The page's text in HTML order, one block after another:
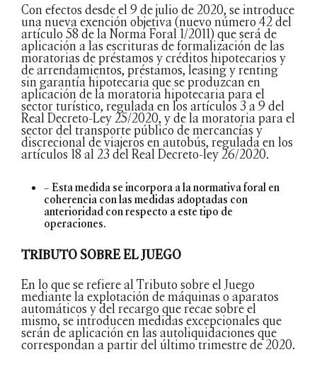
Con efectos desde el 9 de julio de 2020, se introduce
una nueva exención objetiva (nuevo número 42 del
artículo 58 de la Norma Foral 1/2011) que será de
aplicación a las escrituras de formalización de las
moratorias de préstamos y créditos hipotecarios y
de arrendamientos, préstamos, leasing y renting
sin garantía hipotecaria que se produzcan en
aplicación de la moratoria hipotecaria para el
sector turístico, regulada en los artículos 3 a 9 del
Real Decreto-Ley 25/2020, y de la moratoria para el
sector del transporte público de mercancías y
discrecional de viajeros en autobús, regulada en los
artículos 18 al 23 del Real Decreto-ley 26/2020.
– Esta medida se incorpora a la normativa foral en
coherencia con las medidas adoptadas con
anterioridad con respecto a este tipo de
operaciones.
TRIBUTO SOBRE EL JUEGO
En lo que se refiere al Tributo sobre el Juego
mediante la explotación de máquinas o aparatos
automáticos y del recargo que recae sobre el
mismo, se introducen medidas excepcionales que
serán de aplicación en las autoliquidaciones que
correspondan a partir del último trimestre de 2020.